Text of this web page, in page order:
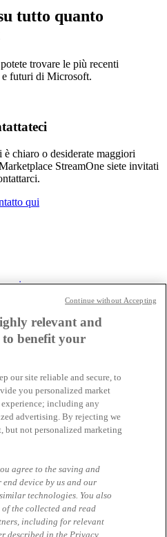
tutto quanto
trovare le più recenti
futuri di Microsoft.
è chiaro o desiderate maggiori
StreamOne siete invitati
qui
voi
e Migration Service
relevant and
to benefit your
our site reliable and secure, to
you personalized market
including any
advertising. By rejecting we
but not personalized marketing
agree to the saving and
device by us and our
technologies. You also
the collected and read
including for relevant
described in the Privacy
Continue without Accepting